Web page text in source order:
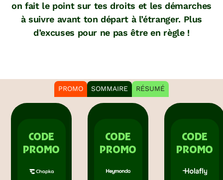
on fait le point sur tes droits et les démarches
à suivre avant ton départ à l’étranger. Plus
d’excuses pour ne pas être en règle !
PROMO SOMMAIRE RÉSUMÉ
CODE
PROMO
CODE
PROMO
CODE
PROMO